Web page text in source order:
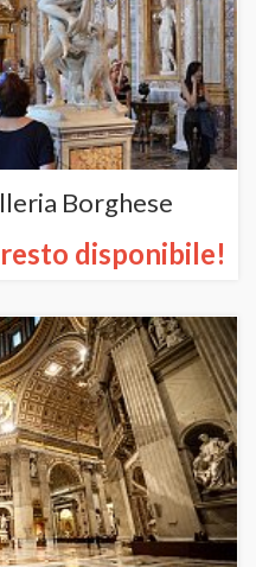
Borghese
disponibile!